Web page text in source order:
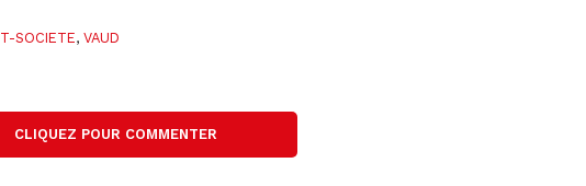
SOCIETE,VAUD
CLIQUEZ POUR COMMENTER